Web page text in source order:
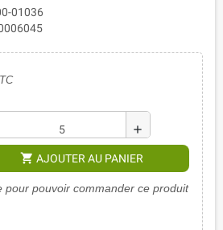
01036
add
shopping_cart AJOUTER AU PANIER
pour pouvoir commander ce produit